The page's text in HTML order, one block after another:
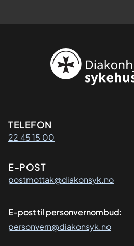
Kontaktinformasjon
TELEFON
22 45 15 00
E-POST
postmottak@diakonsyk.no
E-post til personvernombud:
personvern@diakonsyk.no